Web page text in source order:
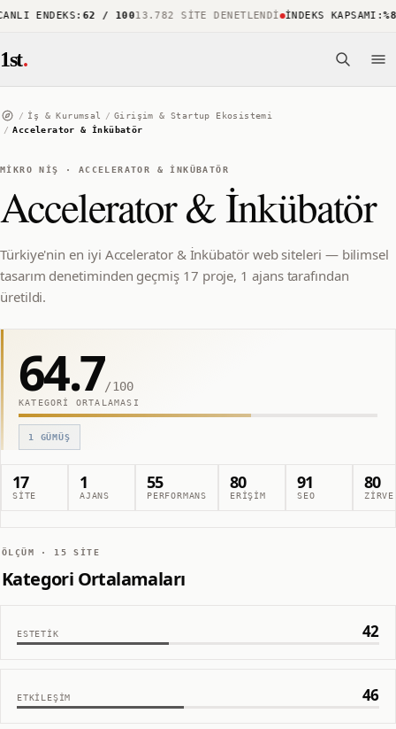
ENDEKS:62 / 10013.782 SITE DENETLENDI İNDEKS KAPSAMI:%88
1st.
/ İş & Kurumsal / Girişim & Startup Ekosistemi
/ Accelerator & İnkübatör
MIKRO NIŞ · ACCELERATOR & İNKÜBATÖR
Accelerator & İnkübatör
Türkiye'nin en iyi Accelerator & İnkübatör web siteleri — bilimsel
tasarım denetiminden geçmiş 17 proje, 1 ajans tarafından
üretildi.
64.7/100
KATEGORI ORTALAMASI
1 GÜMÜŞ
17
SITE
1
AJANS
55
PERFORMANS
80
ERIŞIM
91
SEO
80
ZIRVE
ÖLÇÜM · 15 SITE
Kategori Ortalamaları
ESTETIK 42
ETKILEŞIM 46